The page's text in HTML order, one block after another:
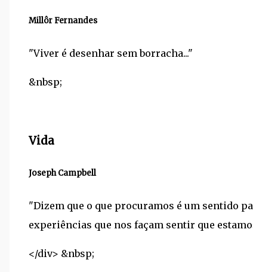
Millôr Fernandes
"Viver é desenhar sem borracha..."
&nbsp;
Vida
Joseph Campbell
"Dizem que o que procuramos é um sentido
experiências que nos façam sentir que
</div> &nbsp;